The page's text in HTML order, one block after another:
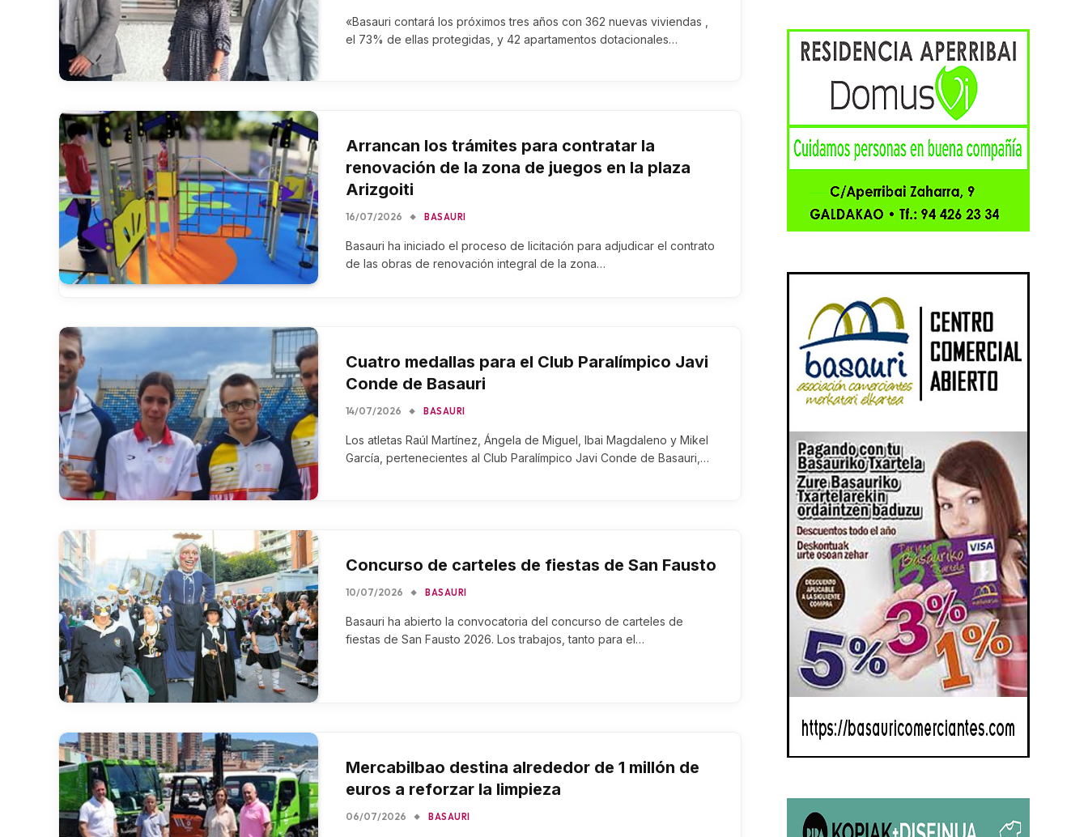
«Basauri contará los próximos tres años con 362 nuevas viviendas ,
el 73% de ellas protegidas, y 42 apartamentos dotacionales…
Arrancan los trámites para contratar la
renovación de la zona de juegos en la plaza
Arizgoiti
16/07/2026 BASAURI
Basauri ha iniciado el proceso de licitación para adjudicar el contrato
de las obras de renovación integral de la zona…
Cuatro medallas para el Club Paralímpico Javi
Conde de Basauri
14/07/2026 BASAURI
Los atletas Raúl Martínez, Ángela de Miguel, Ibai Magdaleno y Mikel
García, pertenecientes al Club Paralímpico Javi Conde de Basauri,…
Concurso de carteles de fiestas de San Fausto
10/07/2026 BASAURI
Basauri ha abierto la convocatoria del concurso de carteles de
fiestas de San Fausto 2026. Los trabajos, tanto para el…
Mercabilbao destina alrededor de 1 millón de
euros a reforzar la limpieza
06/07/2026 BASAURI